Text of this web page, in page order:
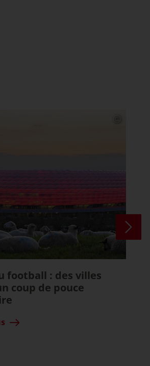
football : des villes
coup de pouce